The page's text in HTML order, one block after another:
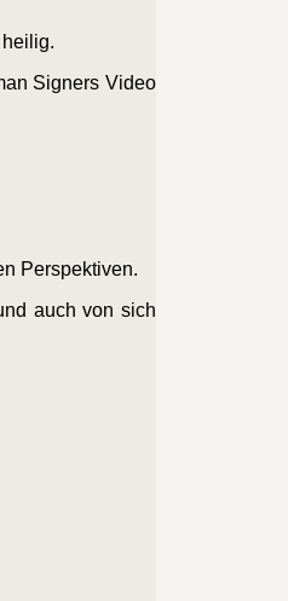
Signers Video
Perspektiven.
auch von sich